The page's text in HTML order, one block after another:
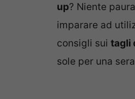
up? Niente
imparare ad
consigli sui tagli
sole per una